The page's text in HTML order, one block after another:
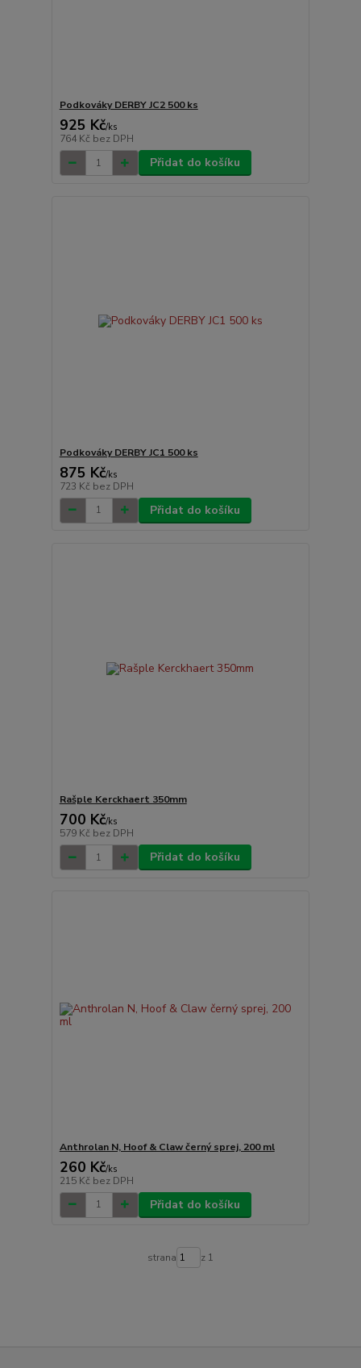
Podkováky DERBY JC2 500 ks
925 Kč/ks
764 Kč bez DPH
Přidat do košíku
Podkováky DERBY JC1 500 ks
875 Kč/ks
723 Kč bez DPH
Přidat do košíku
Rašple Kerckhaert 350mm
700 Kč/ks
579 Kč bez DPH
Přidat do košíku
Anthrolan N, Hoof & Claw černý sprej, 200 ml
260 Kč/ks
215 Kč bez DPH
Přidat do košíku
strana z 1